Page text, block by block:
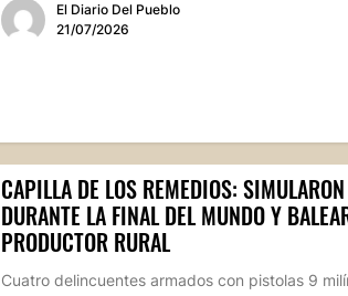
El Diario Del Pueblo
21/07/2026
CAPILLA DE LOS REMEDIOS:
DURANTE LA FINAL DEL MUNDO Y
PRODUCTOR RURAL
Cuatro delincuentes armados con pistolas 9